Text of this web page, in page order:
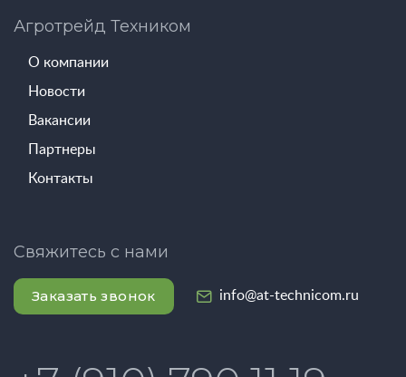
Агротрейд Техником
О компании
Новости
Вакансии
Партнеры
Контакты
Свяжитесь с нами
Заказать звонок info@at-technicom.ru